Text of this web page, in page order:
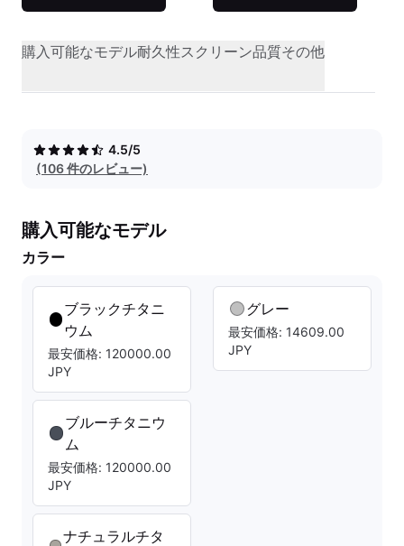
購入可能なモデル耐久性スクリーン品質その他
4.5/5
(106 件のレビュー)
購入可能なモデル
カラー
ブラックチタニ
ウム
最安価格: 120000.00
JPY
ブルーチタニウ
ム
最安価格: 120000.00
JPY
ナチュラルチタ
グレー
最安価格: 14609.00
JPY